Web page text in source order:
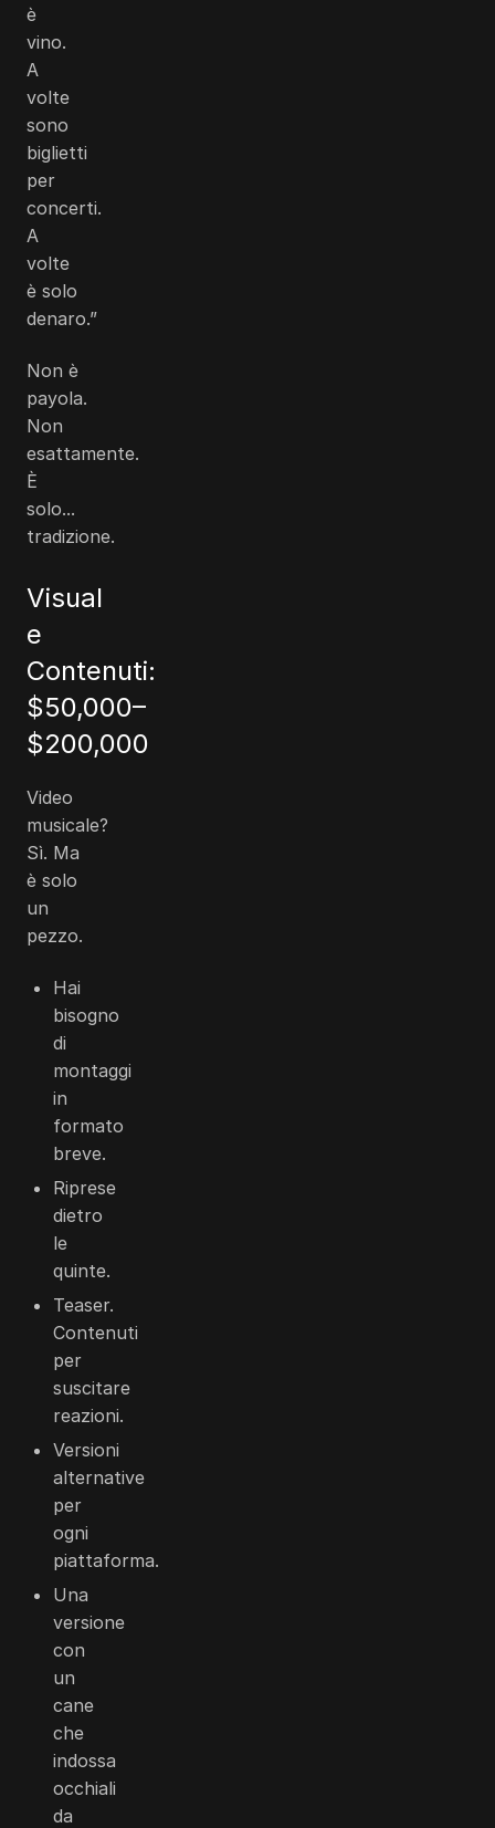
è
vino.
A
volte
sono
biglietti
per
concerti.
A
volte
è solo
denaro.”
Non è
payola.
Non
esattamente.
È
solo...
tradizione.
Visual
e
Contenuti:
$50,000–
$200,000
Video
musicale?
Sì. Ma
è solo
un
pezzo.
Hai
bisogno
di
montaggi
in
formato
breve.
Riprese
dietro
le
quinte.
Teaser.
Contenuti
per
suscitare
reazioni.
Versioni
alternative
per
ogni
piattaforma.
Una
versione
con
un
cane
che
indossa
occhiali
da